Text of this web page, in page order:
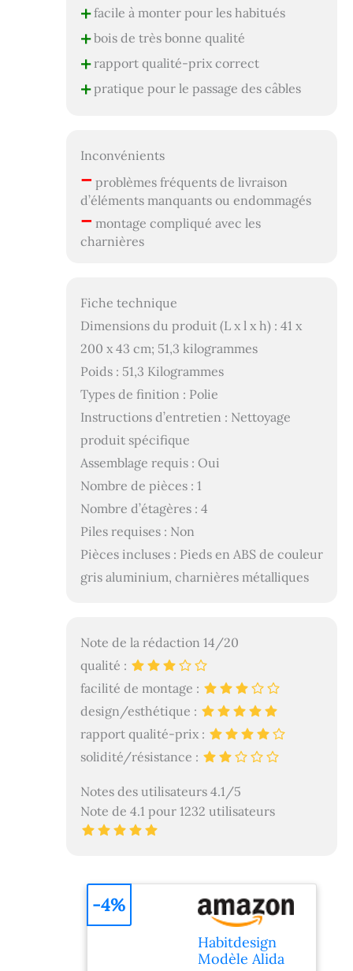
+facile à monter pour les habitués
+bois de très bonne qualité
+rapport qualité-prix correct
+pratique pour le passage des câbles
Inconvénients
– problèmes fréquents de livraison
d’éléments manquants ou endommagés
– montage compliqué avec les
charnières
Fiche technique
Dimensions du produit (L x l x h) : 41 x
200 x 43 cm; 51,3 kilogrammes
Poids : 51,3 Kilogrammes
Types de finition : Polie
Instructions d’entretien : Nettoyage
produit spécifique
Assemblage requis : Oui
Nombre de pièces : 1
Nombre d’étagères : 4
Piles requises : Non
Pièces incluses : Pieds en ABS de couleur
gris aluminium, charnières métalliques
Note de la rédaction 14/20
qualité :
facilité de montage :
design/esthétique :
rapport qualité-prix :
solidité/résistance :
Notes des utilisateurs 4.1/5
Note de 4.1 pour 1232 utilisateurs
Habitdesign
Modèle Alida
-4%